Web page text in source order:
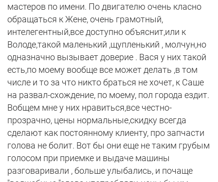
мастеров по имени. По двигателю очень класно
обращаться к Жене, очень грамотный,
интелегентный,все доступно объяснит,или к
Володе,такой маленький ,щупленький , молчун,но
одназначно вызывает доверие . Вася у них такой
есть,по моему вообще все может делать ,в том
числе и то за что никто браться не хочет, к Саше
на развал-схождение, по моему, пол города ездит.
Вобщем мне у них нравиться,все честно-
прозрачно, цены нормальные,скидку всегда
сделают как постоянному клиенту, про запчасти
голова не болит. Вот бы они еще не таким грубым
голосом при приемке и выдаче машины
разговаривали , больше улыбались, и почаще